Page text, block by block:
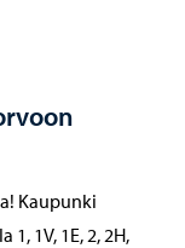
Kaupunki
1V, 1E, 2, 2H,